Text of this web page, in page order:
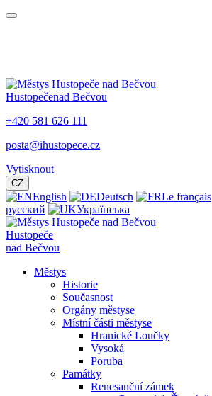
Hustopečenad Bečvou
+420 581 626 111
posta@ihustopece.cz
Vytisknout
CZ
English Deutsch Le français
русский
Українська
Hustopeče
nad Bečvou
Městys
Historie
Současnost
Orgány městyse
Místní části městyse
Hranické Loučky
Vysoká
Poruba
Památky
Renesanční zámek